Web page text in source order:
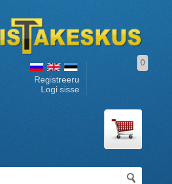
Registreeru
Logi sisse
0